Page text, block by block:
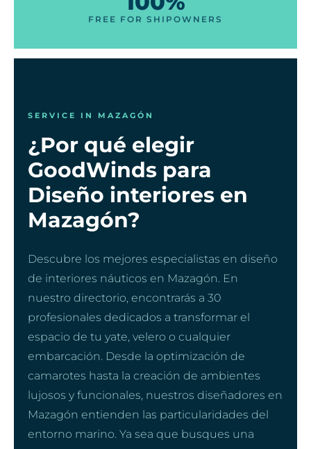
FREE FOR SHIPOWNERS
SERVICE IN MAZAGÓN
¿Por qué elegir
GoodWinds para
Diseño interiores en
Mazagón?
Descubre los mejores especialistas en diseño
de interiores náuticos en Mazagón. En
nuestro directorio, encontrarás a 30
profesionales dedicados a transformar el
espacio de tu yate, velero o cualquier
embarcación. Desde la optimización de
camarotes hasta la creación de ambientes
lujosos y funcionales, nuestros diseñadores en
Mazagón entienden las particularidades del
entorno marino. Ya sea que busques una